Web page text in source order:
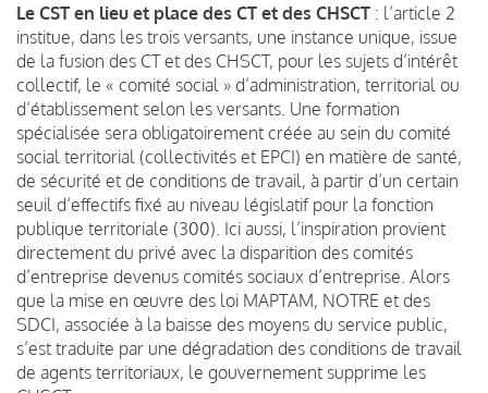
Le CST en lieu et place des CT et des CHSCT : l’article 2
institue, dans les trois versants, une instance unique, issue
de la fusion des CT et des CHSCT, pour les sujets d’intérêt
collectif, le « comité social » d’administration, territorial ou
d’établissement selon les versants. Une formation
spécialisée sera obligatoirement créée au sein du comité
social territorial (collectivités et EPCI) en matière de santé,
de sécurité et de conditions de travail, à partir d’un certain
seuil d’effectifs fixé au niveau législatif pour la fonction
publique territoriale (300). Ici aussi, l’inspiration provient
directement du privé avec la disparition des comités
d’entreprise devenus comités sociaux d’entreprise. Alors
que la mise en œuvre des loi MAPTAM, NOTRE et des
SDCI, associée à la baisse des moyens du service public,
s’est traduite par une dégradation des conditions de travail
de agents territoriaux, le gouvernement supprime les